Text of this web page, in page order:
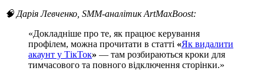
🧠 Дарія Левченко, SMM-аналітик ArtMaxBoost:
«Докладніше про те, як працює керування
профілем, можна прочитати в статті «Як видалити
акаунт у ТікТок» — там розбираються кроки для
тимчасового та повного відключення сторінки.»